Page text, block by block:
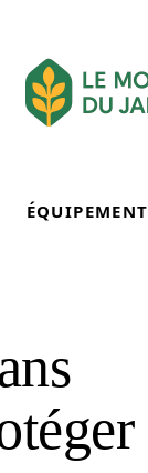
ÉQUIPEMENT